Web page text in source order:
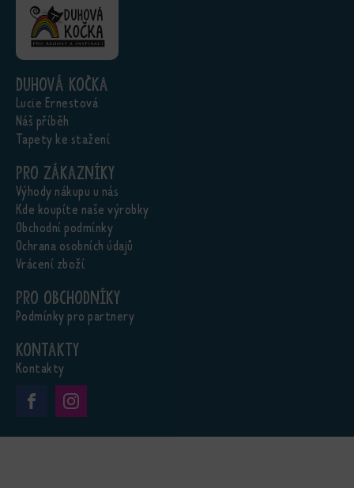
Duhová kočka
Lucie Ernestová
Náš příběh
Tapety ke stažení
Pro zákazníky
Výhody nákupu u nás
Kde koupíte naše výrobky
Obchodní podmínky
Ochrana osobních údajů
Vrácení zboží
Pro obchodníky
Podmínky pro partnery
Kontakty
Kontakty